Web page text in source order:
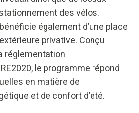
des vélos.
également d’une place
privative. Conçu
réglementation
le programme répond
en matière de
et de confort d’été.